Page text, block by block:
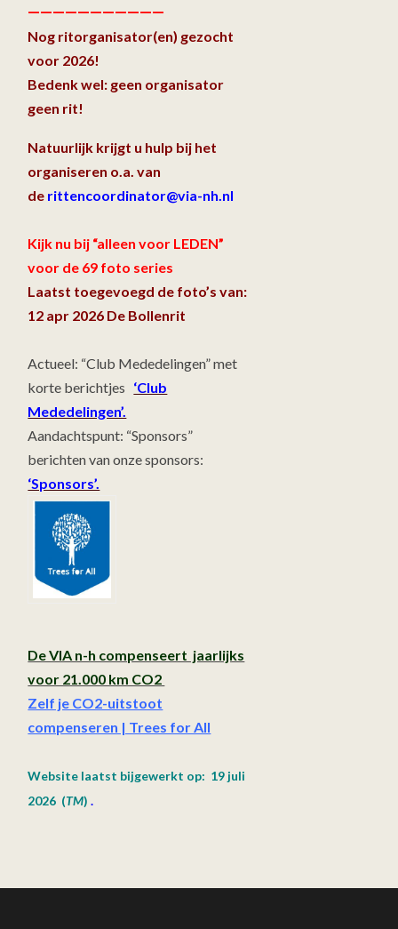
———————————
Nog ritorganisator(en) gezocht
voor 2026!
Bedenk wel: geen organisator
geen rit!
Natuurlijk krijgt u hulp bij het
organiseren o.a. van
de rittencoordinator@via-nh.nl
Kijk nu bij “alleen voor LEDEN”
voor de 69 foto series
Laatst toegevoegd de foto’s van:
12 apr 2026 De Bollenrit
Actueel: “Club Mededelingen” met
korte berichtjes ‘Club
Mededelingen’.
Aandachtspunt: “Sponsors”
berichten van onze sponsors:
‘Sponsors’.
De VIA n-h compenseert jaarlijks
voor 21.000 km CO2
Zelf je CO2-uitstoot
compenseren | Trees for All
Website laatst bijgewerkt op: 19 juli
2026 (TM) .